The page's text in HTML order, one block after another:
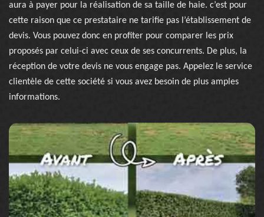
aura à payer pour la réalisation de sa taille de haie. c’est pour
cette raison que ce prestataire ne tarifie pas l’établissement de
devis. Vous pouvez donc en profiter pour comparer les prix
proposés par celui-ci avec ceux de ses concurrents. De plus, la
réception de votre devis ne vous engage pas. Appelez le service
clientèle de cette société si vous avez besoin de plus amples
informations.